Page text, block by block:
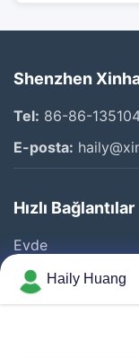
Shenzhen
Tel: 86-86-
E-posta:
Hızlı Bağlantılar
Evde
Ürünler
VİDEOLAR
Haily Huang